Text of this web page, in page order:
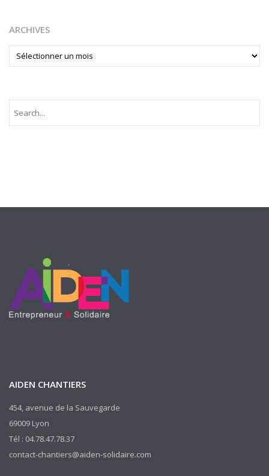
ARCHIVES
ARCHIVES
AIDEN CHANTIERS
454, avenue de la Sauvegarde
69009 Lyon
Tél : 04.78.47.78.37
contact-chantiers@aiden-solidaire.com